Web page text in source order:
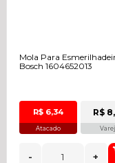
Mola Para
Bosch 1604652013
R$ 6,34
Atacado
R$
- +